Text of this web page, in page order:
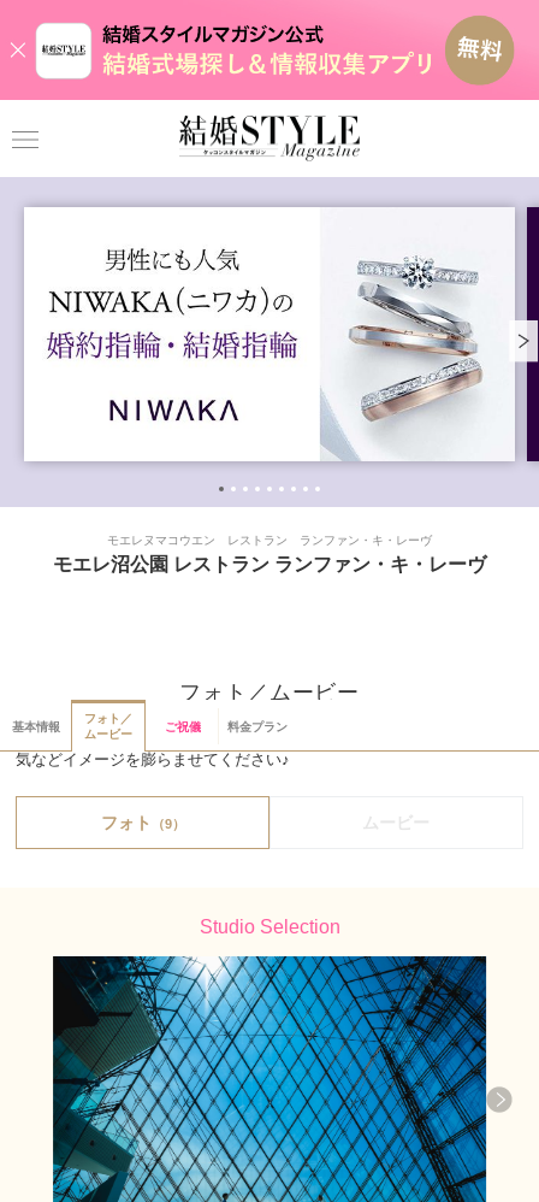
モエレヌマコウエン レストラン ランファン・キ・レーヴ
モエレ沼公園 レストラン ランファン・キ・レーヴ
基本情報
フォト／
ムービー
ご祝儀 料金プラン
フォト／ムービー
フォトスタジオで実際に撮影された写真を見て、撮影場所・衣装・雰囲
気などイメージを膨らませてください♪
フォト （9） ムービー
Studio Selection